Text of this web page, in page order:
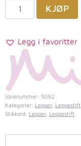
KJØP
Legg i favoritter
Varenummer: 5092
Kategorier: Lepper, Leppestift
Stikkord: Lepper, Leppestift